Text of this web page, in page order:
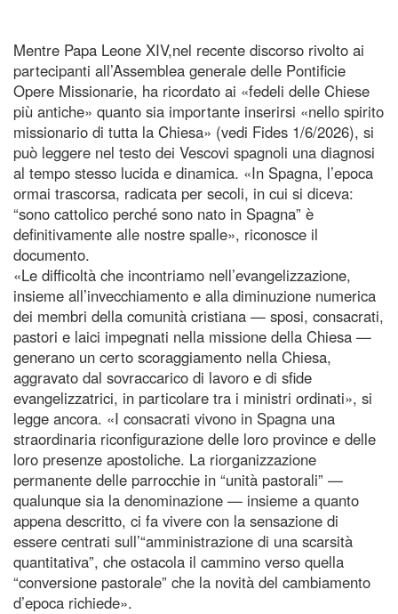
Mentre Papa Leone XIV,nel recente discorso rivolto ai
partecipanti all’Assemblea generale delle Pontificie
Opere Missionarie, ha ricordato ai «fedeli delle Chiese
più antiche» quanto sia importante inserirsi «nello spirito
missionario di tutta la Chiesa» (vedi Fides 1/6/2026), si
può leggere nel testo dei Vescovi spagnoli una diagnosi
al tempo stesso lucida e dinamica. «In Spagna, l’epoca
ormai trascorsa, radicata per secoli, in cui si diceva:
“sono cattolico perché sono nato in Spagna” è
definitivamente alle nostre spalle», riconosce il
documento.
«Le difficoltà che incontriamo nell’evangelizzazione,
insieme all’invecchiamento e alla diminuzione numerica
dei membri della comunità cristiana — sposi, consacrati,
pastori e laici impegnati nella missione della Chiesa —
generano un certo scoraggiamento nella Chiesa,
aggravato dal sovraccarico di lavoro e di sfide
evangelizzatrici, in particolare tra i ministri ordinati», si
legge ancora. «I consacrati vivono in Spagna una
straordinaria riconfigurazione delle loro province e delle
loro presenze apostoliche. La riorganizzazione
permanente delle parrocchie in “unità pastorali” —
qualunque sia la denominazione — insieme a quanto
appena descritto, ci fa vivere con la sensazione di
essere centrati sull’“amministrazione di una scarsità
quantitativa”, che ostacola il cammino verso quella
“conversione pastorale” che la novità del cambiamento
d’epoca richiede».